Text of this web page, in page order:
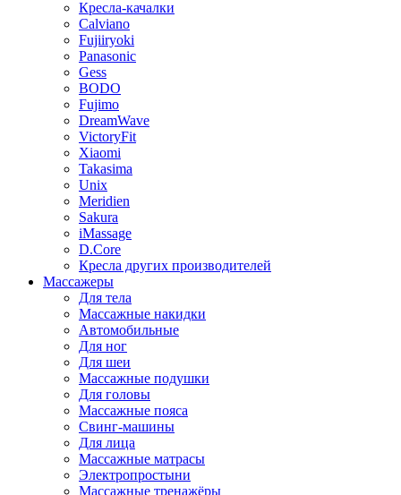
Кресла-качалки
Calviano
Fujiiryoki
Panasonic
Gess
BODO
Fujimo
DreamWave
VictoryFit
Xiaomi
Takasima
Unix
Meridien
Sakura
iMassage
D.Core
Кресла других производителей
Массажеры
Для тела
Массажные накидки
Автомобильные
Для ног
Для шеи
Массажные подушки
Для головы
Массажные пояса
Свинг-машины
Для лица
Массажные матрасы
Электропростыни
Массажные тренажёры